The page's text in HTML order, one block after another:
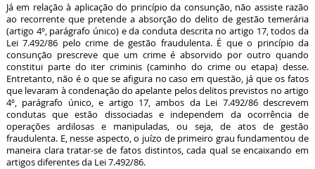
Já em relação à aplicação do princípio da consunção, não assiste razão
ao recorrente que pretende a absorção do delito de gestão temerária
(artigo 4º, parágrafo único) e da conduta descrita no artigo 17, todos da
Lei 7.492/86 pelo crime de gestão fraudulenta. É que o princípio da
consunção prescreve que um crime é absorvido por outro quando
constitui parte do iter criminis (caminho do crime ou etapa) desse.
Entretanto, não é o que se afigura no caso em questão, já que os fatos
que levaram à condenação do apelante pelos delitos previstos no artigo
4º, parágrafo único, e artigo 17, ambos da Lei 7.492/86 descrevem
condutas que estão dissociadas e independem da ocorrência de
operações ardilosas e manipuladas, ou seja, de atos de gestão
fraudulenta. E, nesse aspecto, o juízo de primeiro grau fundamentou de
maneira clara tratar-se de fatos distintos, cada qual se encaixando em
artigos diferentes da Lei 7.492/86.